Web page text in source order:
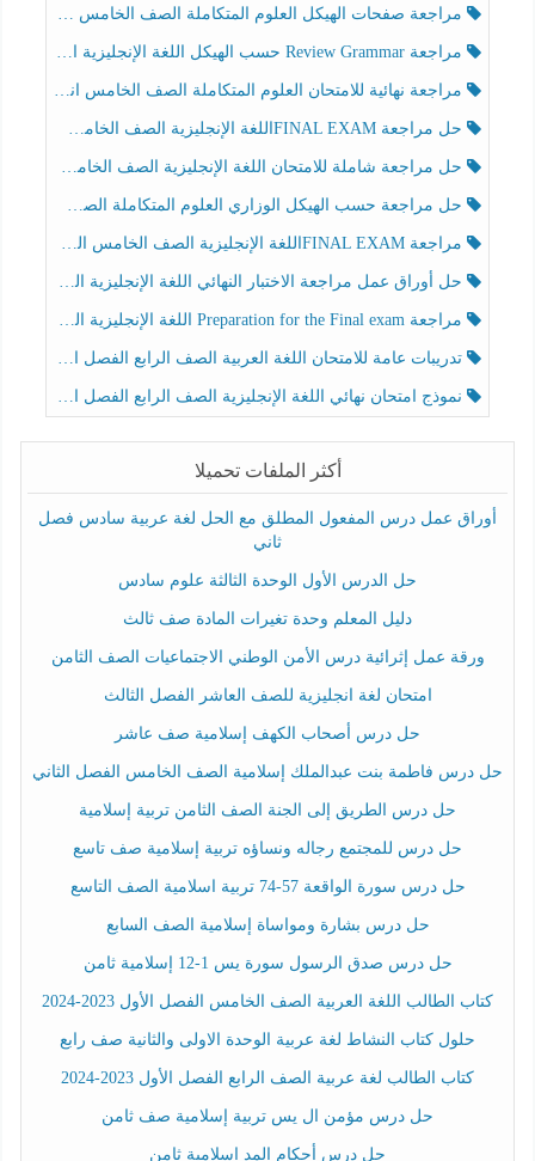
مراجعة صفحات الهيكل العلوم المتكاملة الصف الخامس انسبير الفصل الثالث
مراجعة Review Grammar حسب الهيكل اللغة الإنجليزية الصف الخامس الفصل الثالث
مراجعة نهائية للامتحان العلوم المتكاملة الصف الخامس انسبير الفصل الثالث
حل مراجعة FINAL EXAMاللغة الإنجليزية الصف الخامس الفصل الثالث
حل مراجعة شاملة للامتحان اللغة الإنجليزية الصف الخامس الفصل الثالث
حل مراجعة حسب الهيكل الوزاري العلوم المتكاملة الصف الخامس عام الفصل الثالث
مراجعة FINAL EXAMاللغة الإنجليزية الصف الخامس الفصل الثالث
حل أوراق عمل مراجعة الاختبار النهائي اللغة الإنجليزية الصف الرابع الفصل الثالث
مراجعة Preparation for the Final exam اللغة الإنجليزية الصف الرابع الفصل الثالث
تدريبات عامة للامتحان اللغة العربية الصف الرابع الفصل الثالث
نموذج امتحان نهائي اللغة الإنجليزية الصف الرابع الفصل الثالث
أكثر الملفات تحميلا
أوراق عمل درس المفعول المطلق مع الحل لغة عربية سادس فصل
ثاني
حل الدرس الأول الوحدة الثالثة علوم سادس
دليل المعلم وحدة تغيرات المادة صف ثالث
ورقة عمل إثرائية درس الأمن الوطني الاجتماعيات الصف الثامن
امتحان لغة انجليزية للصف العاشر الفصل الثالث
حل درس أصحاب الكهف إسلامية صف عاشر
حل درس فاطمة بنت عبدالملك إسلامية الصف الخامس الفصل الثاني
حل درس الطريق إلى الجنة الصف الثامن تربية إسلامية
حل درس للمجتمع رجاله ونساؤه تربية إسلامية صف تاسع
حل درس سورة الواقعة 57-74 تربية اسلامية الصف التاسع
حل درس بشارة ومواساة إسلامية الصف السابع
حل درس صدق الرسول سورة يس 1-12 إسلامية ثامن
كتاب الطالب اللغة العربية الصف الخامس الفصل الأول 2023-2024
حلول كتاب النشاط لغة عربية الوحدة الاولى والثانية صف رابع
كتاب الطالب لغة عربية الصف الرابع الفصل الأول 2023-2024
حل درس مؤمن ال يس تربية إسلامية صف ثامن
حل درس أحكام المد اسلامية ثامن